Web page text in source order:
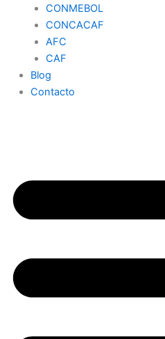
CONMEBOL
CONCACAF
AFC
CAF
Blog
Contacto